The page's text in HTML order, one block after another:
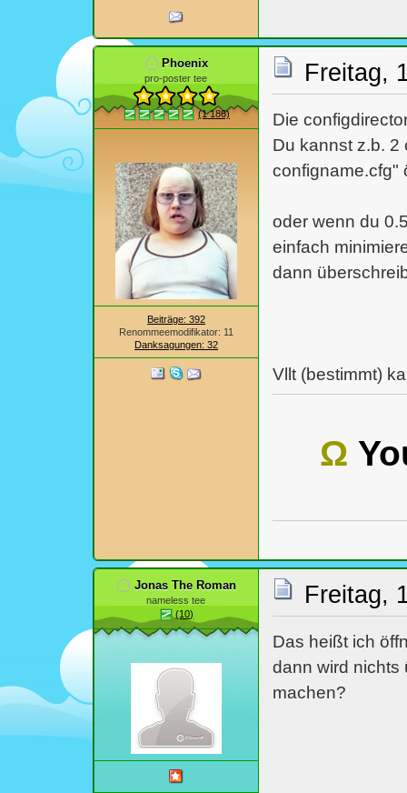
Phoenix
pro-poster tee
(1 186)
Beiträge: 392
Renommeemodifikator: 11
Danksagungen: 32
Freitag,
Die
Du kannst z.b. 2
configname.cfg"
oder wenn du
einfach
dann
Vllt (bestimmt)
Ω
Jonas The Roman
nameless tee
(10)
Freitag,
Das heißt ich
dann wird nichts
machen?